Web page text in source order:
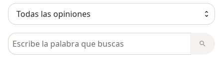
Busca en opiniones